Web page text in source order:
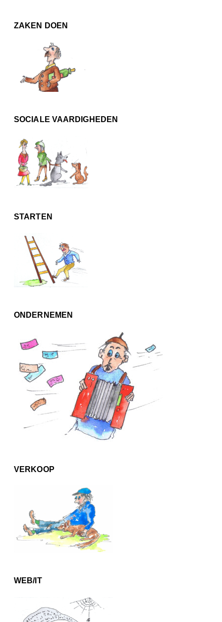
ZAKEN DOEN
SOCIALE VAARDIGHEDEN
STARTEN
ONDERNEMEN
VERKOOP
WEB/IT